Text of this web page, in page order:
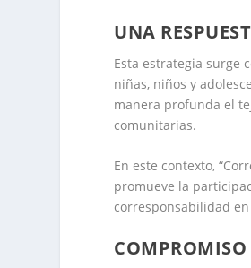
UNA
Esta estrategia surge
niñas, niños y
manera profunda el
comunitarias.
En este contexto,
promueve la
corresponsabilidad
COMPROMISO